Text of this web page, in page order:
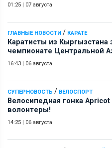
01:25 | 07 августа
ГЛАВНЫЕ НОВОСТИ / КАРАТЕ
Каратисты из
чемпионате Центральной
16:43 | 06 августа
СУПЕРНОВОСТЬ / ВЕЛОСПОРТ
Велосипедная гонка
волонтеры!
14:25 | 06 августа